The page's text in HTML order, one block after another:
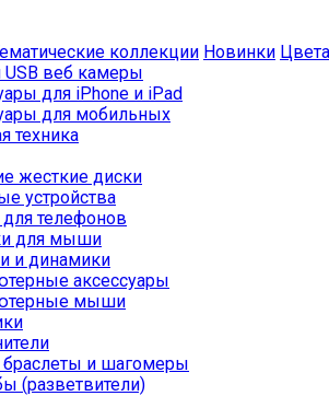
коллекции Новинки Цвета
USB веб камеры
для iPhone и iPad
для мобильных
техника
жесткие диски
устройства
телефонов
для мыши
и динамики
аксессуары
мыши
браслеты и шагомеры
(разветвители)